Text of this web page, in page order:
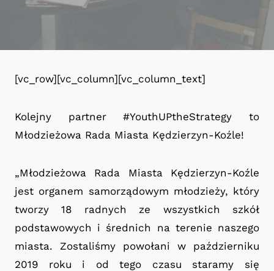
[vc_row][vc_column][vc_column_text]
Kolejny partner #YouthUPtheStrategy to
Młodzieżowa Rada Miasta Kędzierzyn-Koźle!
„Młodzieżowa Rada Miasta Kędzierzyn-Koźle
jest organem samorządowym młodzieży, który
tworzy 18 radnych ze wszystkich szkół
podstawowych i średnich na terenie naszego
miasta. Zostaliśmy powołani w październiku
2019 roku i od tego czasu staramy się